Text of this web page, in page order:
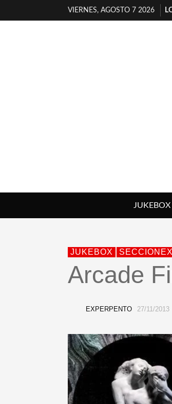
VIERNES, AGOSTO 7 2026
JUKEBOX
JUKEBOX SECCIONEX
Arcade
EXPERPENTO 27/11/2013